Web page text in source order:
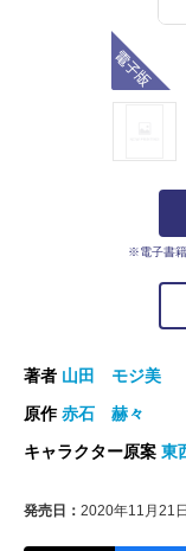
※電子書
著者 山田 モジ美
原作赤石 赫々
キャラクター原案 東
発売日： 2020年11月21日